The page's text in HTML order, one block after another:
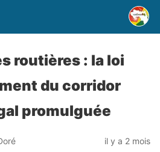
routières : la loi
du corridor
promulguée
il y a 2 mois